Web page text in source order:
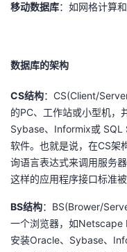
移动数据库：如网格计算
数据库的架构
CS结构：CS(Client/
的PC、工作站或小型机，
Sybase、Informix或 SQL
软件。也就是说，在CS架
询语言表达式来调用服务
这样的应用程序接口标准
BS结构：BS(Brower/
一个浏览器，如
安装Oracle、Sybase、